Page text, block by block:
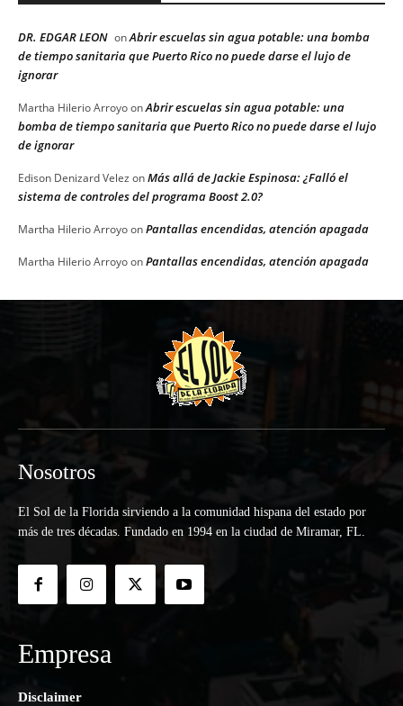
DR. EDGAR LEON onAbrir escuelas sin agua potable: una bomba
de tiempo sanitaria que Puerto Rico no puede darse el lujo de
ignorar
Martha Hilerio ArroyoonAbrir escuelas sin agua potable: una
bomba de tiempo sanitaria que Puerto Rico no puede darse el lujo
de ignorar
Edison Denizard Velez onMás allá de Jackie Espinosa: ¿Falló el
sistema de controles del programa Boost 2.0?
Martha Hilerio ArroyoonPantallas encendidas, atención apagada
Martha Hilerio ArroyoonPantallas encendidas, atención apagada
Nosotros
El Sol de la Florida sirviendo a la comunidad hispana del estado por
más de tres décadas. Fundado en 1994 en la ciudad de Miramar, FL.
Empresa
Disclaimer